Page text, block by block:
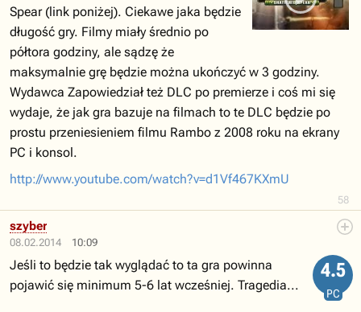
58
Spear (link poniżej). Ciekawe jaka będzie
długość gry. Filmy miały średnio po
półtora godziny, ale sądzę że
maksymalnie grę będzie można ukończyć w 3 godziny.
Wydawca Zapowiedział też DLC po premierze i coś mi się
wydaje, że jak gra bazuje na filmach to te DLC będzie po
prostu przeniesieniem filmu Rambo z 2008 roku na ekrany
PC i konsol.
http://www.youtube.com/watch?v=d1Vf467KXmU
08.02.2014 10:09
szyber
4.5
PC
Jeśli to będzie tak wyglądać to ta gra powinna
pojawić się minimum 5-6 lat wcześniej. Tragedia...